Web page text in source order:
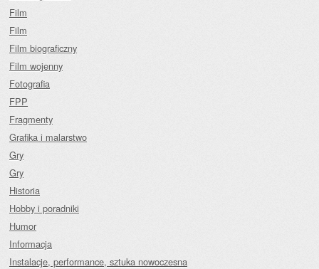
Film
Film
Film biograficzny
Film wojenny
Fotografia
FPP
Fragmenty
Grafika i malarstwo
Gry
Gry
Historia
Hobby i poradniki
Humor
Informacja
Instalacje, performance, sztuka nowoczesna